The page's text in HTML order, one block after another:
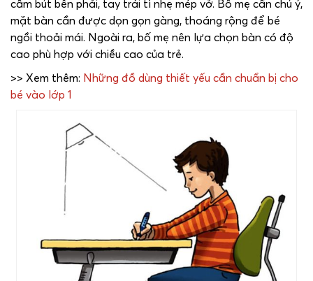
cầm bút bên phải, tay trái tì nhẹ mép vở. Bố mẹ cần chú ý,
mặt bàn cần được dọn gọn gàng, thoáng rộng để bé
ngồi thoải mái. Ngoài ra, bố mẹ nên lựa chọn bàn có độ
cao phù hợp với chiều cao của trẻ.
>> Xem thêm: Những đồ dùng thiết yếu cần chuẩn bị cho
bé vào lớp 1